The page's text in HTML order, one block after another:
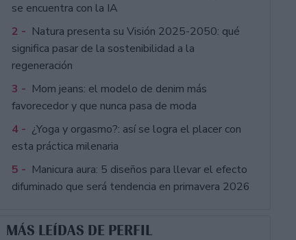
se encuentra con la IA
2 - Natura presenta su Visión 2025-2050: qué
significa pasar de la sostenibilidad a la
regeneración
3 - Mom jeans: el modelo de denim más
favorecedor y que nunca pasa de moda
4 - ¿Yoga y orgasmo?: así se logra el placer con
esta práctica milenaria
5 - Manicura aura: 5 diseños para llevar el efecto
difuminado que será tendencia en primavera 2026
MÁS LEÍDAS DE PERFIL